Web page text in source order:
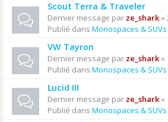
Scout Terra & Traveler
Dernier message par ze_shark«
Publié dans Monospaces & SUVs
VW Tayron
Dernier message par ze_shark«
Publié dans Monospaces & SUVs
Lucid III
Dernier message par ze_shark«
Publié dans Monospaces & SUVs